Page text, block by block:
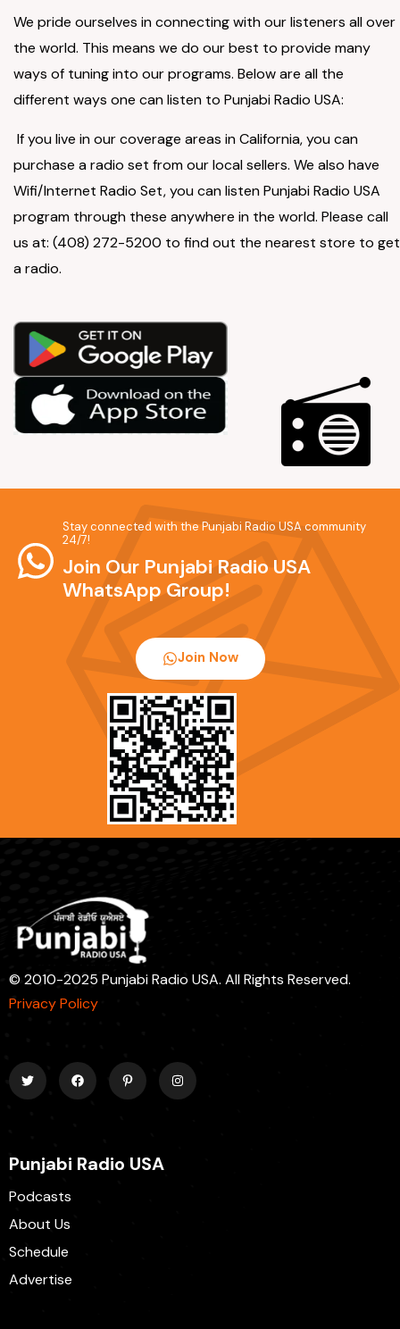
We pride ourselves in connecting with our listeners all over
the world. This means we do our best to provide many
ways of tuning into our programs. Below are all the
different ways one can listen to Punjabi Radio USA:
If you live in our coverage areas in California, you can
purchase a radio set from our local sellers. We also have
Wifi/Internet Radio Set, you can listen Punjabi Radio USA
program through these anywhere in the world. Please call
us at: (408) 272-5200 to find out the nearest store to get
a radio.
Stay connected with the Punjabi Radio USA community
24/7!
Join Our Punjabi Radio USA
WhatsApp Group!
Join Now
© 2010-2025 Punjabi Radio USA. All Rights Reserved.
Privacy Policy
Punjabi Radio USA
Podcasts
About Us
Schedule
Advertise